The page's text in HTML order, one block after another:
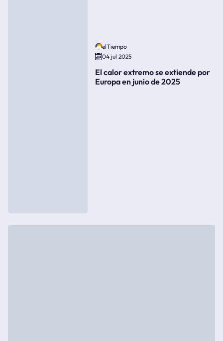
elTiempo
04 jul 2025
El calor extremo se extiende por
Europa en junio de 2025